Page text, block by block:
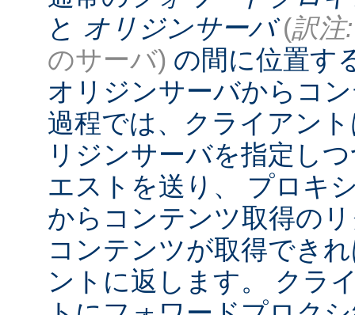
と オリジンサーバ (訳注:
のサーバ) の間に位置す
オリジンサーバからコ
過程では、クライアン
リジンサーバを指定し
エストを送り、 プロキ
からコンテンツ取得の
コンテンツが取得でき
ントに返します。 クラ